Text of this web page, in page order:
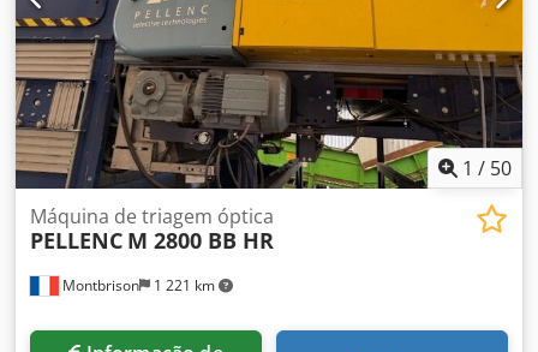
1 / 50
Montbrison 1 221 km
Máquina de triagem óptica
PELLENC M 2800 BB HR